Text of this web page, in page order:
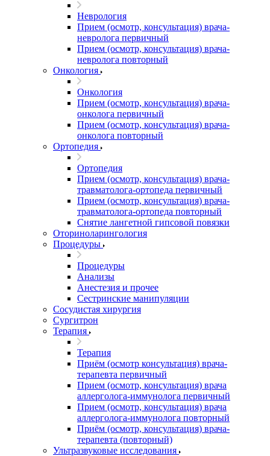
Неврология
Прием (осмотр, консультация) врача-
невролога первичный
Прием (осмотр, консультация) врача-
невролога повторный
Онкология
Онкология
Прием (осмотр, консультация) врача-
онколога первичный
Прием (осмотр, консультация) врача-
онколога повторный
Ортопедия
Ортопедия
Прием (осмотр, консультация) врача-
травматолога-ортопеда первичный
Прием (осмотр, консультация) врача-
травматолога-ортопеда повторный
Снятие лангетной гипсовой повязки
Оториноларингология
Процедуры
Процедуры
Анализы
Анестезия и прочее
Сестринские манипуляции
Сосудистая хирургия
Сургитрон
Терапия
Терапия
Приём (осмотр консультация) врача-
терапевта первичный
Прием (осмотр, консультация) врача
аллерголога-иммунолога первичный
Прием (осмотр, консультация) врача
аллерголога-иммунолога повторный
Приём (осмотр, консультация) врача-
терапевта (повторный)
Ультразвуковые исследования